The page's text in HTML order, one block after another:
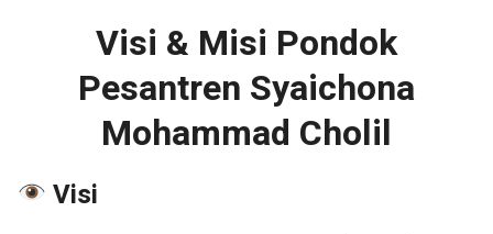
Visi & Misi Pondok
Pesantren Syaichona
Mohammad Cholil
Visi